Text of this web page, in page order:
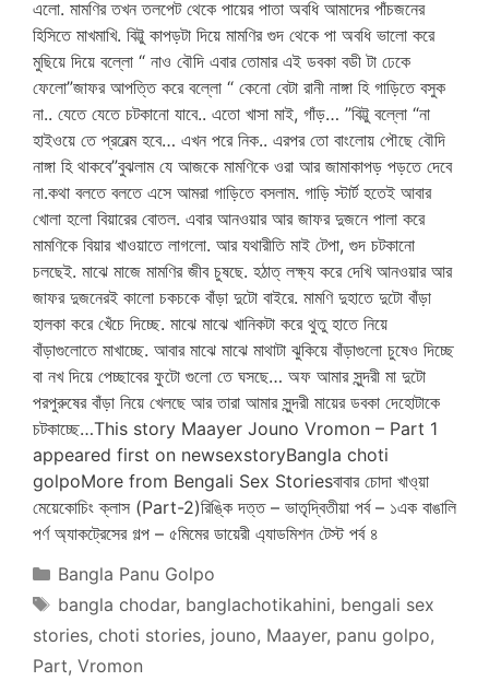
এলো. মামণির তখন তলপেট থেকে পায়ের পাতা অবধি আমাদের পাঁচজনের
হিসিতে মাখমাখি. বিট্টু কাপড়টা দিয়ে মামণির গুদ থেকে পা অবধি ভালো করে
মুছিয়ে দিয়ে বল্লো “ নাও বৌদি এবার তোমার এই ডবকা বডী টা ঢেকে
ফেলো”জাফর আপত্তি করে বল্লো “ কেনো বেটা রানী নাঙ্গা হি গাড়িতে বসুক
না.. যেতে যেতে চটকানো যাবে.. এতো খাসা মাই, গাঁড়… ”বিট্টু বল্লো “না
হাইওয়ে তে প্রবেল্ম হবে… এখন পরে নিক.. এরপর তো বাংলোয় পৌছে বৌদি
নাঙ্গা হি থাকবে”বুঝলাম যে আজকে মামণিকে ওরা আর জামাকাপড় পড়তে দেবে
না.কথা বলতে বলতে এসে আমরা গাড়িতে বসলাম. গাড়ি স্টার্ট হতেই আবার
খোলা হলো বিয়ারের বোতল. এবার আনওয়ার আর জাফর দুজনে পালা করে
মামণিকে বিয়ার খাওয়াতে লাগলো. আর যথারীতি মাই টেপা, গুদ চটকানো
চলছেই. মাঝে মাজে মামণির জীব চুষছে. হঠাত্ লক্ষ্য করে দেখি আনওয়ার আর
জাফর দুজনেরই কালো চকচকে বাঁড়া দুটো বাইরে. মামণি দুহাতে দুটো বাঁড়া
হালকা করে খেঁচে দিচ্ছে. মাঝে মাঝে খানিকটা করে থুতু হাতে নিয়ে
বাঁড়াগুলোতে মাখাচ্ছে. আবার মাঝে মাঝে মাথাটা ঝুকিয়ে বাঁড়াগুলো চুষেও দিচ্ছে
বা নখ দিয়ে পেচ্ছাবের ফুটো গুলো তে ঘসছে… অফ আমার সুন্দরী মা দুটো
পরপুরুষের বাঁড়া নিয়ে খেলছে আর তারা আমার সুন্দরী মায়ের ডবকা দেহোটাকে
চটকাচ্ছে…This story Maayer Jouno Vromon – Part 1
appeared first on newsexstoryBangla choti
golpoMore from Bengali Sex Storiesবাবার চোদা খাও্য়া
মেয়েকোচিং ক্লাস (Part-2)রিঙ্কি দত্ত – ভাতৃদ্বিতীয়া পর্ব – ১এক বাঙালি
পর্ণ অ্যাকট্রেসের গল্প – ৫মিমের ডায়েরী এ্যাডমিশন টেস্ট পর্ব ৪
Categories
Bangla Panu Golpo
Tags
bangla chodar, banglachotikahini, bengali sex
stories, choti stories, jouno, Maayer, panu golpo,
Part, Vromon